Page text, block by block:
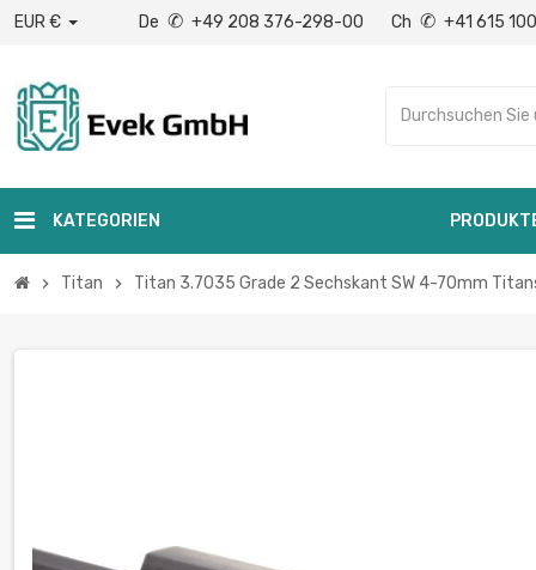
EUR € De ✆ +49 208 376-298-00 Ch ✆ +41 615
KATEGORIEN
chevron_right Titan chevron_right Titan 3.7035 Grade 2 Sechskant SW 4-70mm